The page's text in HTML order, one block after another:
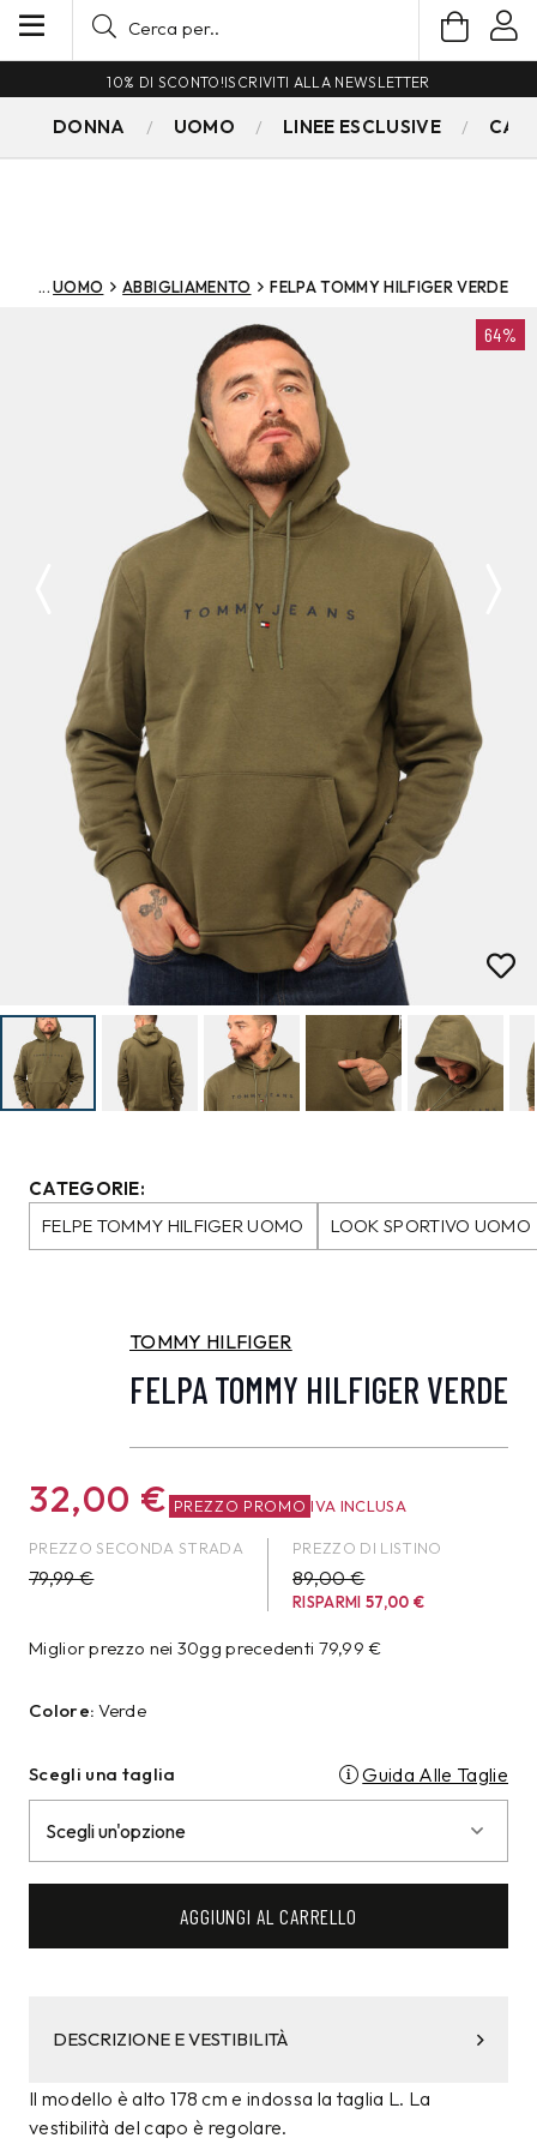
10% DI SCONTO!ISCRIVITI ALLA NEWSLETTER
DONNA UOMO LINEE ESCLUSIVE
UOMO ABBIGLIAMENTO FELPA TOMMY HILFIGER VERDE
64%
CATEGORIE:
FELPE TOMMY HILFIGER UOMO
LOOK SPORTIVO UOMO
TOMMY HILFIGER
FELPA TOMMY HILFIGER VERDE
32,00 € PREZZO PROMO IVA INCLUSA
PREZZO SECONDA STRADA
79,99€
PREZZO DI LISTINO
89,00 €
RISPARMI57,00€
Miglior prezzo nei 30gg precedenti 79,99€
Colore: Verde
Scegli una taglia Guida Alle Taglie
AGGIUNGI AL CARRELLO
DESCRIZIONE E VESTIBILITÀ
Il modello è alto 178 cm e indossa la taglia L. La
vestibilità del capo è regolare.